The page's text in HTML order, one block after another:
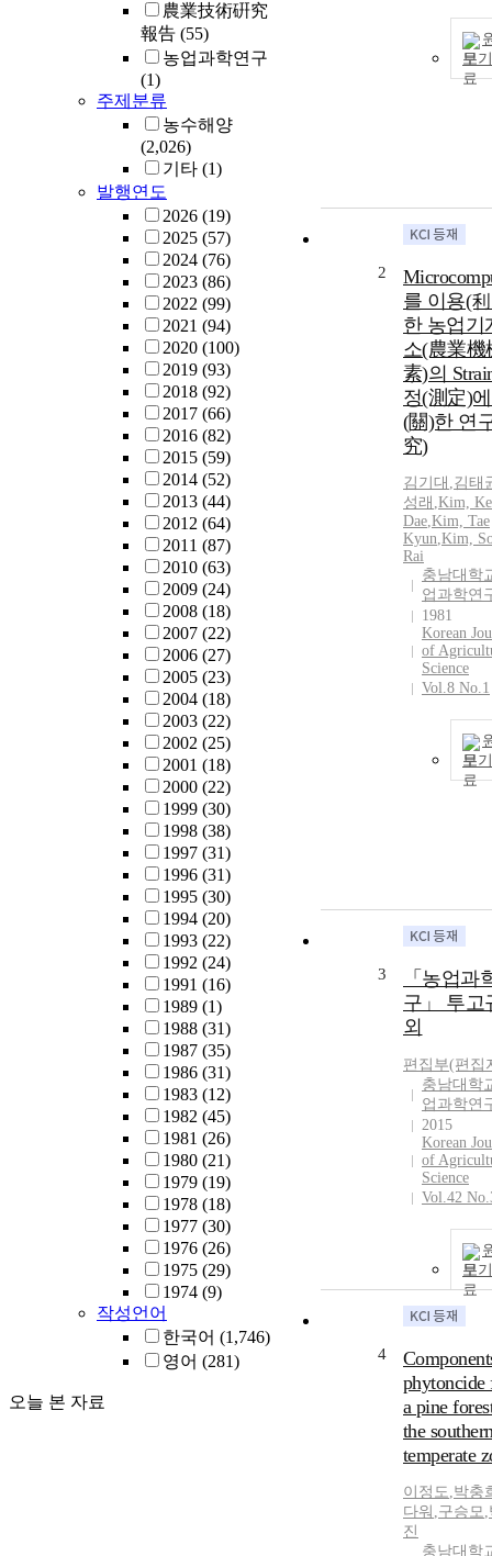
農業技術硏究
報告 (55)
농업과학연구
(1)
주제분류
농수해양
(2,026)
기타 (1)
발행연도
2026 (19)
2025 (57)
2024 (76)
2023 (86)
2022 (99)
2021 (94)
2020 (100)
2019 (93)
2018 (92)
2017 (66)
2016 (82)
2015 (59)
2014 (52)
2013 (44)
2012 (64)
2011 (87)
2010 (63)
2009 (24)
2008 (18)
2007 (22)
2006 (27)
2005 (23)
2004 (18)
2003 (22)
2002 (25)
2001 (18)
2000 (22)
1999 (30)
1998 (38)
1997 (31)
1996 (31)
1995 (30)
1994 (20)
1993 (22)
1992 (24)
1991 (16)
1989 (1)
1988 (31)
1987 (35)
1986 (31)
1983 (12)
1982 (45)
1981 (26)
1980 (21)
1979 (19)
1978 (18)
1977 (30)
1976 (26)
1975 (29)
1974 (9)
작성언어
한국어 (1,746)
영어 (281)
오늘 본 자료
보기
2
를 이용(
한 농업기
소(農業機
素)의
정(測定)
(關)한 연
究)
김기대 ,김태
성래 ,Kim,
Dae,Kim, Tae
Kyun,Kim,
Rai
충남대학
업과학연
1981
Korean
of
Science
Vol.8 No.1
보기
3
「농업과
구」 투고
외
편집부(편집
충남대학
업과학연
2015
Korean
of
Science
Vol.42
보기
4
phytoncide
a pine
the
temperate
이정도,박충
다워 ,구승모,
진
충남대학